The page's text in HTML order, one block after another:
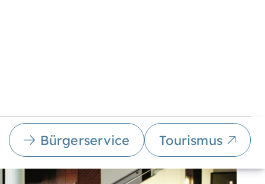
Bürgerservice Tourismus